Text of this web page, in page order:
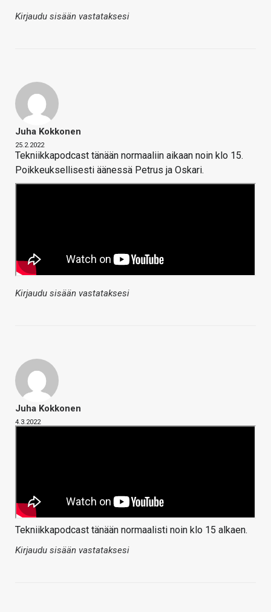
Kirjaudu sisään vastataksesi
Juha Kokkonen
25.2.2022
Tekniikkapodcast tänään normaaliin aikaan noin klo 15.
Poikkeuksellisesti äänessä Petrus ja Oskari.
Kirjaudu sisään vastataksesi
Juha Kokkonen
4.3.2022
Tekniikkapodcast tänään normaalisti noin klo 15 alkaen.
Kirjaudu sisään vastataksesi